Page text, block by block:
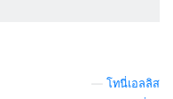
โทนี่เอลลิส